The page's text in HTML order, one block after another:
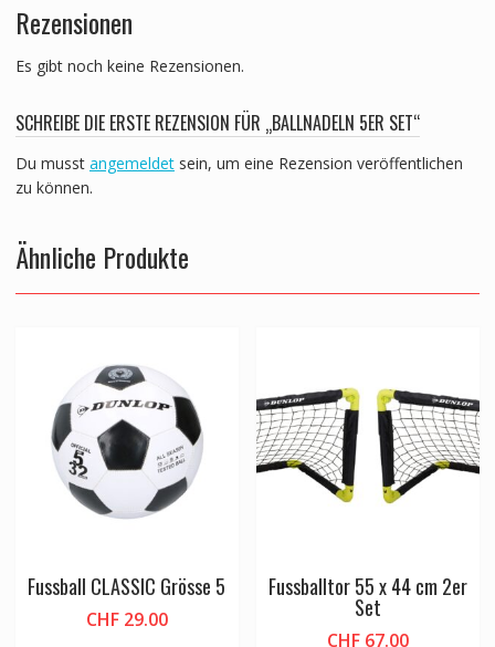
Rezensionen
Es gibt noch keine Rezensionen.
SCHREIBE DIE ERSTE REZENSION FÜR „BALLNADELN 5ER SET“
Du musst angemeldetsein, um eine Rezension veröffentlichen
zu können.
Ähnliche Produkte
Fussball CLASSIC Grösse 5
CHF29.00
Fussballtor 55 x 44 cm 2er
Set
CHF 67.00